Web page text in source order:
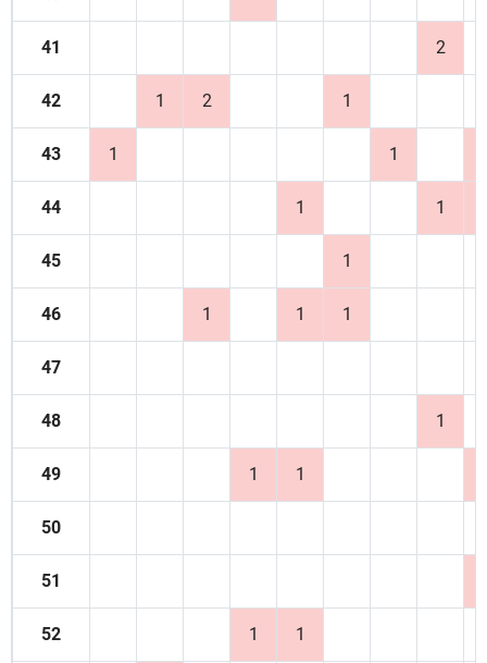
41 2
42 1 2 1
43 1 1
44 1 1
45 1
46 1 1 1
47
48 1
49 1 1
50
51
52 1 1